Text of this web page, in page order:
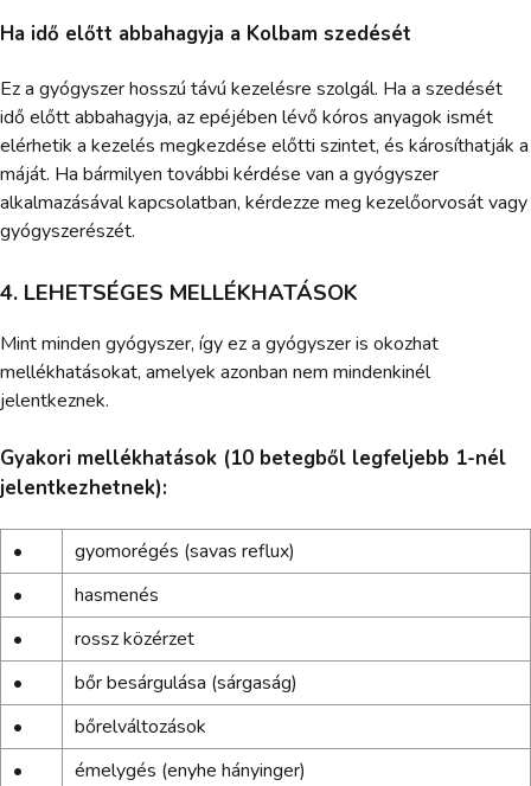
Ha idő előtt abbahagyja a Kolbam szedését
Ez a gyógyszer hosszú távú kezelésre szolgál. Ha a szedését
idő előtt abbahagyja, az epéjében lévő kóros anyagok ismét
elérhetik a kezelés megkezdése előtti szintet, és károsíthatják a
máját. Ha bármilyen további kérdése van a gyógyszer
alkalmazásával kapcsolatban, kérdezze meg kezelőorvosát vagy
gyógyszerészét.
4. LEHETSÉGES MELLÉKHATÁSOK
Mint minden gyógyszer, így ez a gyógyszer is okozhat
mellékhatásokat, amelyek azonban nem mindenkinél
jelentkeznek.
Gyakori mellékhatások (10 betegből legfeljebb 1-nél
jelentkezhetnek):
•
gyomorégés (savas reflux)
•
hasmenés
•
rossz közérzet
•
bőr besárgulása (sárgaság)
•
bőrelváltozások
•
émelygés (enyhe hányinger)